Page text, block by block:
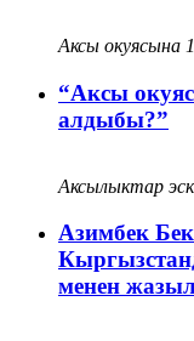
Аксы окуясына
“Аксы
алдыбы?”
Аксылыктар
Азимбек
менен